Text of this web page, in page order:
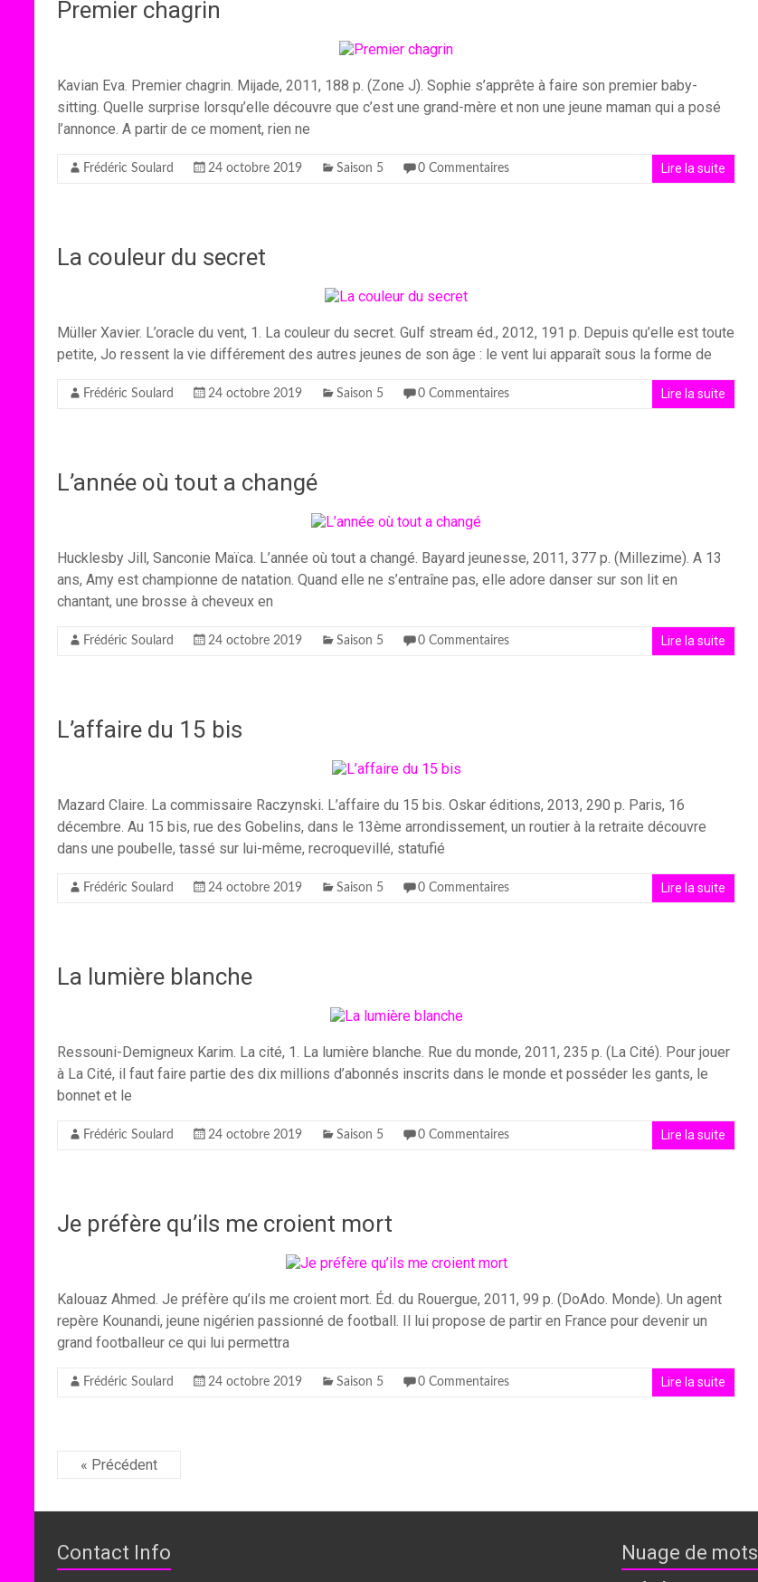
Premier chagrin
Kavian Eva. Premier chagrin. Mijade, 2011, 188 p. (Zone J). Sophie s’apprête à faire son premier baby-
sitting. Quelle surprise lorsqu’elle découvre que c’est une grand-mère et non une jeune maman qui a posé
l’annonce. A partir de ce moment, rien ne
Frédéric Soulard 24 octobre 2019 Saison 5 0 Commentaires Lire la suite
La couleur du secret
Müller Xavier. L’oracle du vent, 1. La couleur du secret. Gulf stream éd., 2012, 191 p. Depuis qu’elle est toute
petite, Jo ressent la vie différement des autres jeunes de son âge : le vent lui apparaît sous la forme de
Frédéric Soulard 24 octobre 2019 Saison 5 0 Commentaires Lire la suite
L’année où tout a changé
Hucklesby Jill, Sanconie Maïca. L’année où tout a changé. Bayard jeunesse, 2011, 377 p. (Millezime). A 13
ans, Amy est championne de natation. Quand elle ne s’entraîne pas, elle adore danser sur son lit en
chantant, une brosse à cheveux en
Frédéric Soulard 24 octobre 2019 Saison 5 0 Commentaires Lire la suite
L’affaire du 15 bis
Mazard Claire. La commissaire Raczynski. L’affaire du 15 bis. Oskar éditions, 2013, 290 p. Paris, 16
décembre. Au 15 bis, rue des Gobelins, dans le 13ème arrondissement, un routier à la retraite découvre
dans une poubelle, tassé sur lui-même, recroquevillé, statufié
Frédéric Soulard 24 octobre 2019 Saison 5 0 Commentaires Lire la suite
La lumière blanche
Ressouni-Demigneux Karim. La cité, 1. La lumière blanche. Rue du monde, 2011, 235 p. (La Cité). Pour jouer
à La Cité, il faut faire partie des dix millions d’abonnés inscrits dans le monde et posséder les gants, le
bonnet et le
Frédéric Soulard 24 octobre 2019 Saison 5 0 Commentaires Lire la suite
Je préfère qu’ils me croient mort
Kalouaz Ahmed. Je préfère qu’ils me croient mort. Éd. du Rouergue, 2011, 99 p. (DoAdo. Monde). Un agent
repère Kounandi, jeune nigérien passionné de football. Il lui propose de partir en France pour devenir un
grand footballeur ce qui lui permettra
Frédéric Soulard 24 octobre 2019 Saison 5 0 Commentaires Lire la suite
« Précédent
Contact Info Nuage de mots